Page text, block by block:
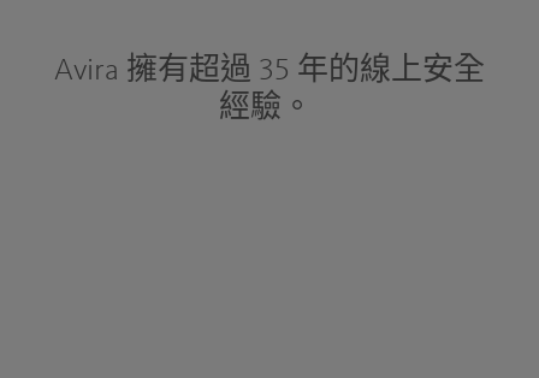
Avira 擁有超過 35 年的線上安全
經驗。